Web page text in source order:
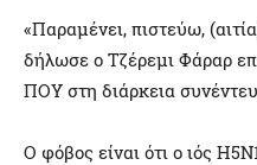
«Παραμένει, πιστεύω,
δήλωσε ο Τζέρεμι Φάραρ
ΠΟΥ στη διάρκεια
Ο φόβος είναι ότι ο ιός